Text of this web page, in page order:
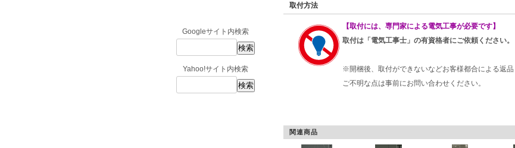
Googleサイト内検索
Yahoo!サイト内検索
取付方法
【取付には、専門家による電気工事が必要です】
取付は「電気工事士」の有資格者にご依頼ください。
※開梱後、取付ができないなどお客様都合による返品
ご不明な点は事前にお問い合わせください。
関連商品